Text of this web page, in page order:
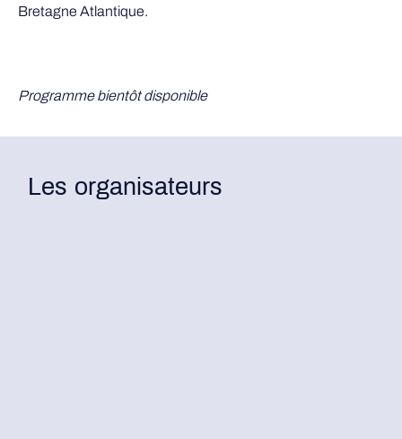
Bretagne Atlantique.
Programme bientôt disponible
Les organisateurs